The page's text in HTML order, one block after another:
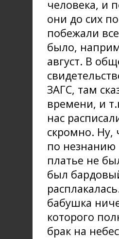
человека, и
они до сих
побежали
было,
август. В
ЗАГС, там
времени, и
нас
скромно. Ну,
по незнанию
платье не
был
бабушка
которого
брак на